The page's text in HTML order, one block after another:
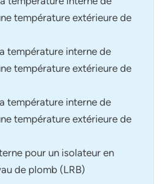
température extérieure de
température interne de
température extérieure de
température interne de
température extérieure de
pour un isolateur en
de plomb (LRB)